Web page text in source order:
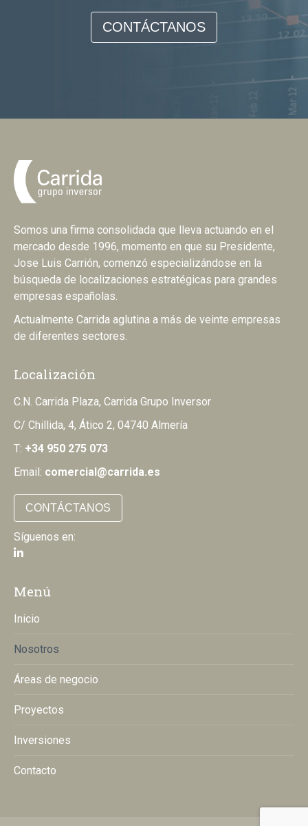
CONTÁCTANOS
Somos una firma consolidada que lleva actuando en el
mercado desde 1996, momento en que su Presidente,
Jose Luis Carrión, comenzó especializándose en la
búsqueda de localizaciones estratégicas para grandes
empresas españolas.
Actualmente Carrida aglutina a más de veinte empresas
de diferentes sectores.
Localización
C.N. Carrida Plaza, Carrida Grupo Inversor
C/ Chillida, 4, Ático 2, 04740 Almería
T: +34 950 275 073
Email: comercial@carrida.es
CONTÁCTANOS
Síguenos en:
Menú
Inicio
Nosotros
Áreas de negocio
Proyectos
Inversiones
Contacto